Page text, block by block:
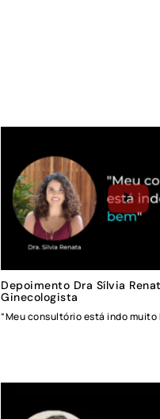
Depoimento Dra Sílvia
Ginecologista
“Meu consultório está indo muito